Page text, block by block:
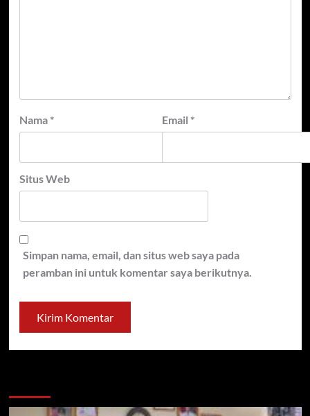
Nama * Email *
Situs Web
Simpan nama, email, dan situs web saya pada
peramban ini untuk komentar saya berikutnya.